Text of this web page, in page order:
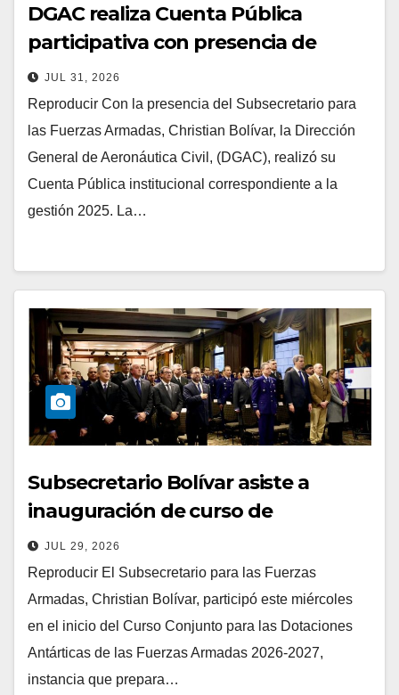
DGAC realiza Cuenta Pública
participativa con presencia de
Subsecretario Bolívar
JUL 31, 2026
Reproducir Con la presencia del Subsecretario para
las Fuerzas Armadas, Christian Bolívar, la Dirección
General de Aeronáutica Civil, (DGAC), realizó su
Cuenta Pública institucional correspondiente a la
gestión 2025. La…
Subsecretario Bolívar asiste a
inauguración de curso de
preparación de Dotaciones
Antárticas de las FFAA
JUL 29, 2026
Reproducir El Subsecretario para las Fuerzas
Armadas, Christian Bolívar, participó este miércoles
en el inicio del Curso Conjunto para las Dotaciones
Antárticas de las Fuerzas Armadas 2026-2027,
instancia que prepara…